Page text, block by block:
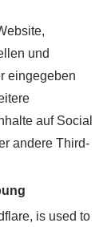
und
eingegeben
auf Social
andere Third-
is used to